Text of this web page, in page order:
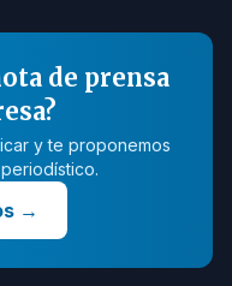
de prensa
y te proponemos
→